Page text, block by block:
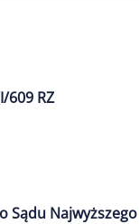
609 RZ
Sądu Najwyższego